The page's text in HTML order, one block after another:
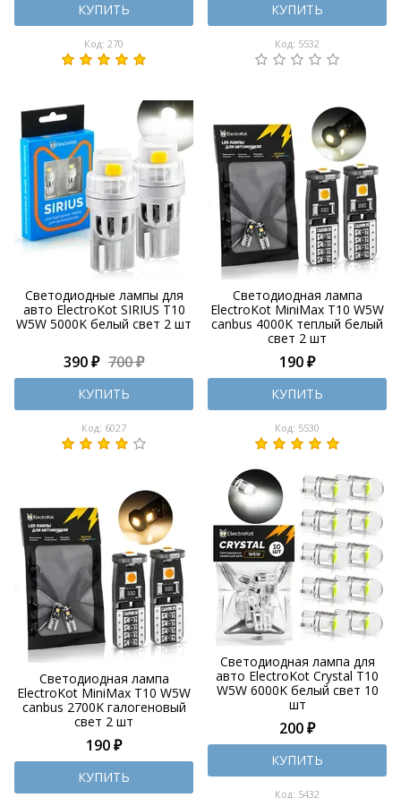
КУПИТЬ
Код: 270
КУПИТЬ
Код: 5532
Светодиодные лампы для
авто ElectroKot SIRIUS T10
W5W 5000K белый свет 2 шт
390 ₽ 700 ₽
КУПИТЬ
Код: 6027
Светодиодная лампа
ElectroKot MiniMax T10 W5W
canbus 4000K теплый белый
свет 2 шт
190 ₽
КУПИТЬ
Код: 5530
Светодиодная лампа
ElectroKot MiniMax T10 W5W
canbus 2700K галогеновый
свет 2 шт
190 ₽
КУПИТЬ
Светодиодная лампа для
авто ElectroKot Crystal T10
W5W 6000K белый свет 10
шт
200 ₽
КУПИТЬ
Код: 5432